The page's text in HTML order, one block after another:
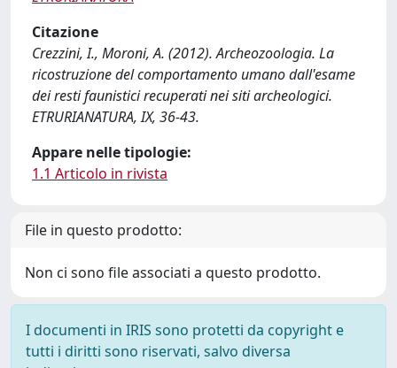
Citazione
Crezzini, I., Moroni, A. (2012). Archeozoologia. La
ricostruzione del comportamento umano dall'esame
dei resti faunistici recuperati nei siti archeologici.
ETRURIANATURA, IX, 36-43.
Appare nelle tipologie:
1.1 Articolo in rivista
File in questo prodotto:
Non ci sono file associati a questo prodotto.
I documenti in IRIS sono protetti da copyright e
tutti i diritti sono riservati, salvo diversa